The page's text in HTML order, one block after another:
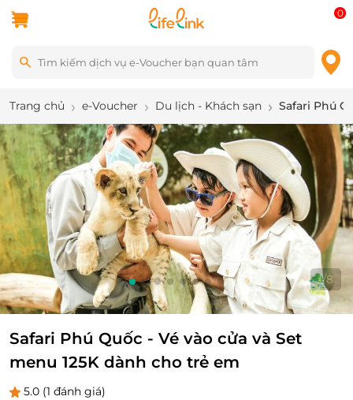
0
Trang chủ e-Voucher Du lịch - Khách sạn Safari Phú
1/8
Safari Phú Quốc - Vé vào cửa và Set
menu 125K dành cho trẻ em
5.0 (1 đánh giá)